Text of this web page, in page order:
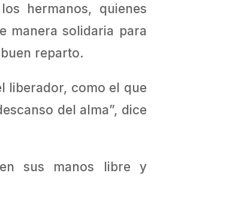
hermanos, quienes
manera solidaria para
reparto.
liberador, como el que
del alma”, dice
sus manos libre y